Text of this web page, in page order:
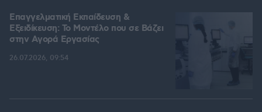
Επαγγελματική Εκπαίδευση &
Εξειδίκευση: Το Mοντέλο που σε Bάζει
στην Aγορά Eργασίας
26.07.2026, 09:54